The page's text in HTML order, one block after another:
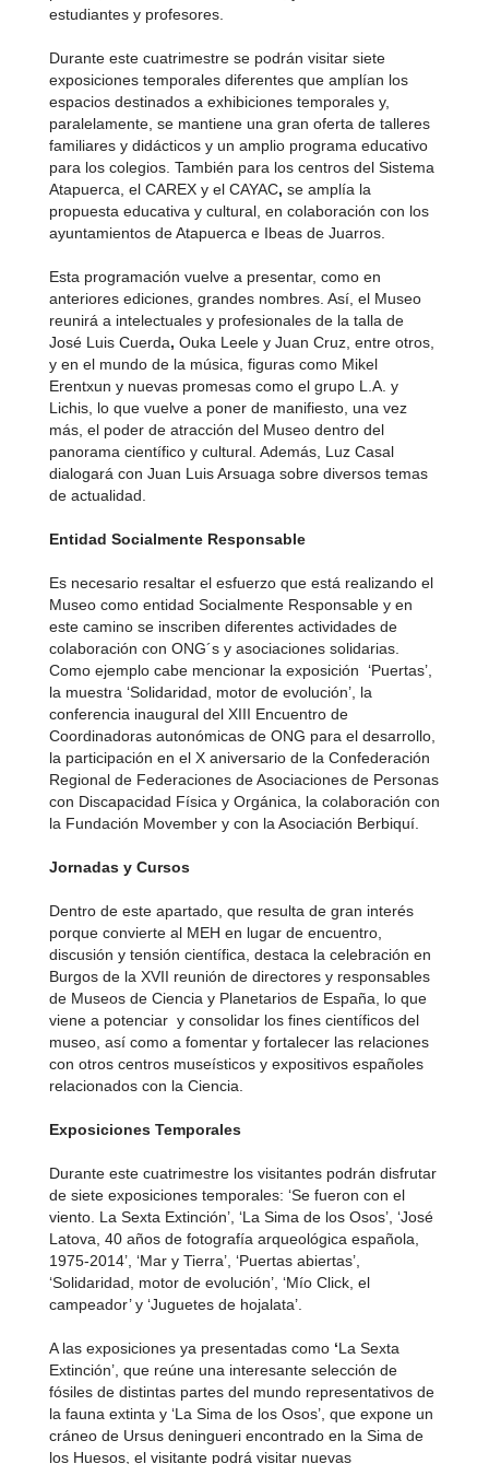
estudiantes y profesores.
Durante este cuatrimestre se podrán visitar siete
exposiciones temporales diferentes que amplían los
espacios destinados a exhibiciones temporales y,
paralelamente, se mantiene una gran oferta de talleres
familiares y didácticos y un amplio programa educativo
para los colegios. También para los centros del Sistema
Atapuerca, el CAREX y el CAYAC, se amplía la
propuesta educativa y cultural, en colaboración con los
ayuntamientos de Atapuerca e Ibeas de Juarros.
Esta programación vuelve a presentar, como en
anteriores ediciones, grandes nombres. Así, el Museo
reunirá a intelectuales y profesionales de la talla de
José Luis Cuerda, Ouka Leele y Juan Cruz, entre otros,
y en el mundo de la música, figuras como Mikel
Erentxun y nuevas promesas como el grupo L.A. y
Lichis, lo que vuelve a poner de manifiesto, una vez
más, el poder de atracción del Museo dentro del
panorama científico y cultural. Además, Luz Casal
dialogará con Juan Luis Arsuaga sobre diversos temas
de actualidad.
Entidad Socialmente Responsable
Es necesario resaltar el esfuerzo que está realizando el
Museo como entidad Socialmente Responsable y en
este camino se inscriben diferentes actividades de
colaboración con ONG´s y asociaciones solidarias.
Como ejemplo cabe mencionar la exposición ‘Puertas’,
la muestra ‘Solidaridad, motor de evolución’, la
conferencia inaugural del XIII Encuentro de
Coordinadoras autonómicas de ONG para el desarrollo,
la participación en el X aniversario de la Confederación
Regional de Federaciones de Asociaciones de Personas
con Discapacidad Física y Orgánica, la colaboración con
la Fundación Movember y con la Asociación Berbiquí.
Jornadas y Cursos
Dentro de este apartado, que resulta de gran interés
porque convierte al MEH en lugar de encuentro,
discusión y tensión científica, destaca la celebración en
Burgos de la XVII reunión de directores y responsables
de Museos de Ciencia y Planetarios de España, lo que
viene a potenciar y consolidar los fines científicos del
museo, así como a fomentar y fortalecer las relaciones
con otros centros museísticos y expositivos españoles
relacionados con la Ciencia.
Exposiciones Temporales
Durante este cuatrimestre los visitantes podrán disfrutar
de siete exposiciones temporales: ‘Se fueron con el
viento. La Sexta Extinción’, ‘La Sima de los Osos’, ‘José
Latova, 40 años de fotografía arqueológica española,
1975-2014’, ‘Mar y Tierra’, ‘Puertas abiertas’,
‘Solidaridad, motor de evolución’, ‘Mío Click, el
campeador’ y ‘Juguetes de hojalata’.
A las exposiciones ya presentadas como ‘La Sexta
Extinción’, que reúne una interesante selección de
fósiles de distintas partes del mundo representativos de
la fauna extinta y ‘La Sima de los Osos’, que expone un
cráneo de Ursus deningueri encontrado en la Sima de
los Huesos, el visitante podrá visitar nuevas